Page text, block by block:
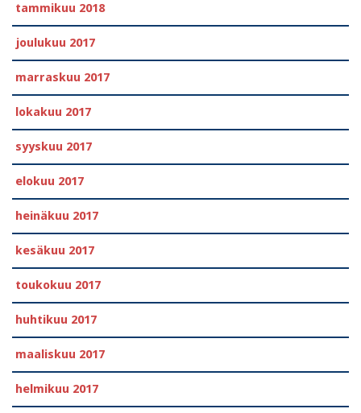
tammikuu 2018
joulukuu 2017
marraskuu 2017
lokakuu 2017
syyskuu 2017
elokuu 2017
heinäkuu 2017
kesäkuu 2017
toukokuu 2017
huhtikuu 2017
maaliskuu 2017
helmikuu 2017